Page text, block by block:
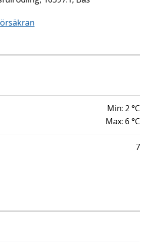
Min: 2 °C
Max: 6 °C
7